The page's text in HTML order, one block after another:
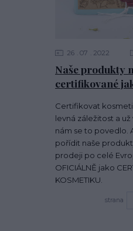
Naše produkty
certifikované
26 07 2022
Certifikovat
levná záležitost a
nám se to povedlo.
pořídit naše
prodeji po celé
OFICIÁLNĚ jako
KOSMETIKU.
strana